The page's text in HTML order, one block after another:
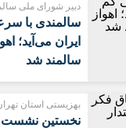
دبیر شورای ملی
سالمندی با
ایران می‌آید؛
سالمند شد
بهزیستی استان
نخستین نشست